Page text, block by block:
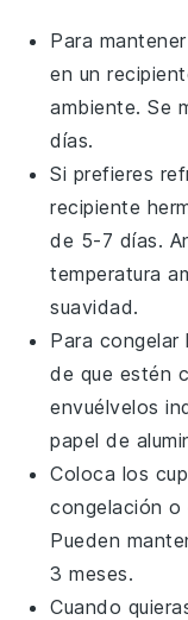
Para
en un
ambiente. Se
días.
Si prefieres
recipiente
de 5-7 días.
temperatura
suavidad.
Para
de que estén
envuélvelos
papel de
Coloca los
congelación o
Pueden
3 meses.
Cuando